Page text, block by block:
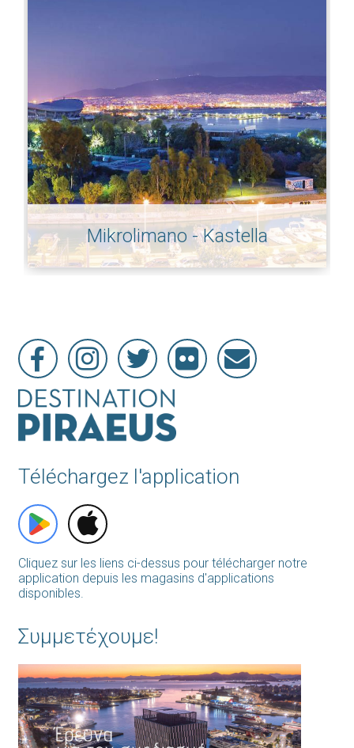
Mikrolimano - Kastella
Téléchargez l'application
Cliquez sur les liens ci-dessus pour télécharger notre
application depuis les magasins d'applications
disponibles.
Συμμετέχουμε!